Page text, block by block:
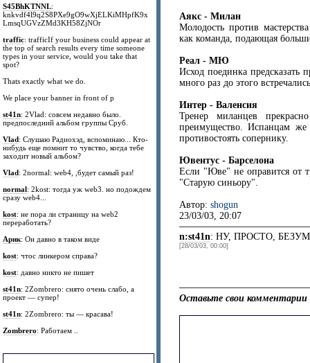
S45BhKTNNL:
knkvdf4l9q2S8PXe9gO9wXjELKiMHpfK9x
LmsqUGVzZMd3KH58ZjNOr
traffic: trafficIf your business could appear at
the top of search results every time someone
types in your service, would you take that
spot?
Thats exactly what we do.
We place your banner in front of p
st41n: 2Vlad: совсем недавно было.
предпоследний альбом группы Сруб.
Vlad: Слушаю Радиохэд, вспоминаю... Кто-
нибудь еще помнит то чувство, когда тебе
заходит новый альбом?
Vlad: 2normal: web4, ,будет самый раз!
normal: 2kost: тогда уж web3. но подождем
сразу web4...
kost: не пора ли страницу на web2
переработать?
Арик: Он давно в таком виде
kost: чтос линкером справа?
kost: давно никто не пишет
st41n: 2Zombrero: снято очень слабо, а
проект — супер!
st41n: 2Zombrero: ты — красава!
Zombrero: Работаем ..
Аякс - Милан
Молодость против
как команда, подающая
Реал - МЮ
Исход поединка предсказать
много раз до этого
Интер - Валенсия
Тренер миланцев
преимущество. Испанцам же
противостоять сопернику.
Ювентус - Барселона
Если "Юве" не оправится от
"Старую синьору".
Автор:shogun
23/03/03, 20:07
n:st41n: НУ, ПРОСТО,
[28/03/03, 00:00]
Оставьте свои